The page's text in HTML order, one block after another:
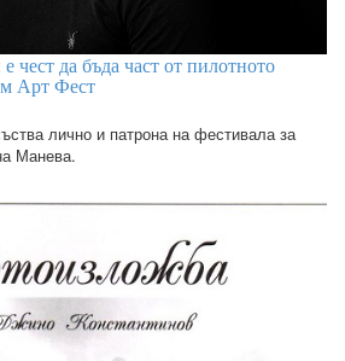
чест да бъда част от пилотното
Арт Фест
лично и патрона на фестивала за
Манева.